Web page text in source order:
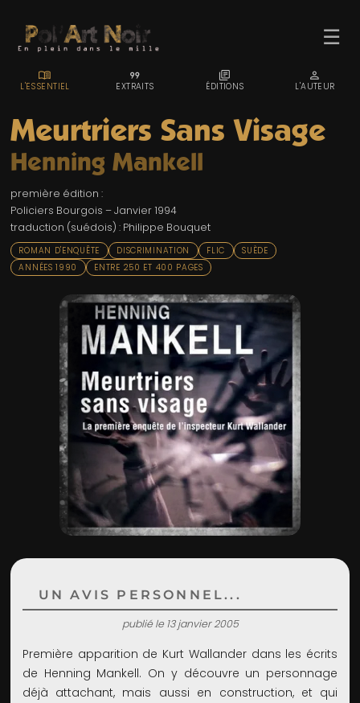
☰
ACCUEIL
TROMBINO
INDEX
RECHERCHE
LIENS & FESTIVALS
UN POLAR AU HASARD
Meurtriers Sans Visage
Henning Mankell
première édition :
Policiers Bourgois – Janvier 1994
traduction (suédois) : Philippe Bouquet
ROMAN D'ENQUÊTE DISCRIMINATION FLIC
SUÈDE
ANNÉES 1990
ENTRE 250 ET 400 PAGES
UN AVIS PERSONNEL...
publié le 13 janvier 2005
Première apparition de Kurt Wallander dans les écrits
de Henning Mankell. On y découvre un personnage
déjà attachant, mais aussi en construction, et qui
MENU_BOOK
L'ESSENTIEL
FORMAT_QUOTE
EXTRAITS
LIBRARY_BOOKS
ÉDITIONS
PERSON
L'AUTEUR